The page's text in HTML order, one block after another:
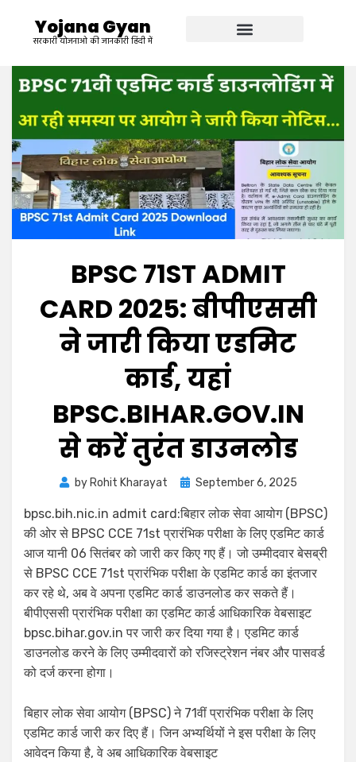
Yojana Gyan
सरकारी योजनाओ की जानकारी हिंदी में
BPSC 71ST ADMIT
CARD 2025: बीपीएससी
ने जारी किया एडमिट
कार्ड, यहां
BPSC.BIHAR.GOV.IN
से करें तुरंत डाउनलोड
by Rohit Kharayat September 6, 2025
bpsc.bih.nic.in admit card:बिहार लोक सेवा आयोग (BPSC)
की ओर से BPSC CCE 71st प्रारंभिक परीक्षा के लिए एडमिट कार्ड
आज यानी 06 सितंबर को जारी कर किए गए हैं। जो उम्मीदवार बेसब्री
से BPSC CCE 71st प्रारंभिक परीक्षा के एडमिट कार्ड का इंतजार
कर रहे थे, अब वे अपना एडमिट कार्ड डाउनलोड कर सकते हैं।
बीपीएससी प्रारंभिक परीक्षा का एडमिट कार्ड आधिकारिक वेबसाइट
bpsc.bihar.gov.in पर जारी कर दिया गया है। एडमिट कार्ड
डाउनलोड करने के लिए उम्मीदवारों को रजिस्ट्रेशन नंबर और पासवर्ड
को दर्ज करना होगा।
बिहार लोक सेवा आयोग (BPSC) ने 71वीं प्रारंभिक परीक्षा के लिए
एडमिट कार्ड जारी कर दिए हैं। जिन अभ्यर्थियों ने इस परीक्षा के लिए
आवेदन किया है, वे अब आधिकारिक वेबसाइट